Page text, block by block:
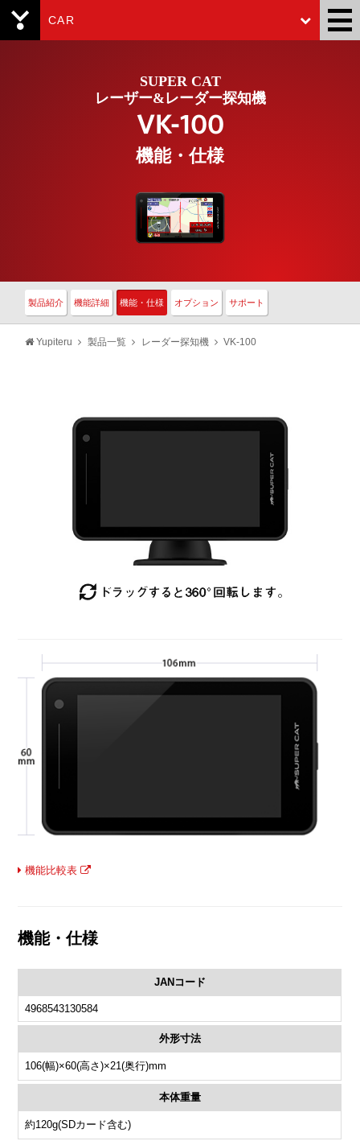
CAR
SUPER CAT
レーザー&レーダー探知機
VK-100
機能・仕様
製品紹介 機能詳細 機能・仕様 オプション サポート
Yupiteru 製品一覧 レーダー探知機 VK-100
機能比較表
機能・仕様
JANコード
4968543130584
外形寸法
106(幅)×60(高さ)×21(奥行)mm
本体重量
約120g(SDカード含む)